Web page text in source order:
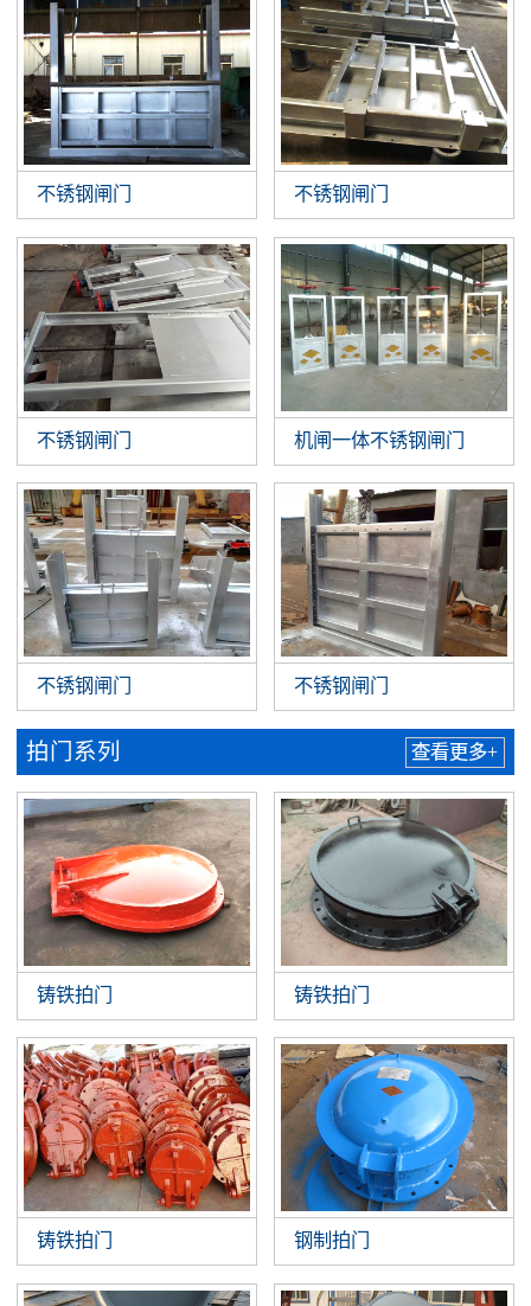
不锈钢闸门 不锈钢闸门
不锈钢闸门 机闸一体不锈钢闸门
不锈钢闸门 不锈钢闸门
拍门系列 查看更多+
铸铁拍门 铸铁拍门
铸铁拍门 钢制拍门